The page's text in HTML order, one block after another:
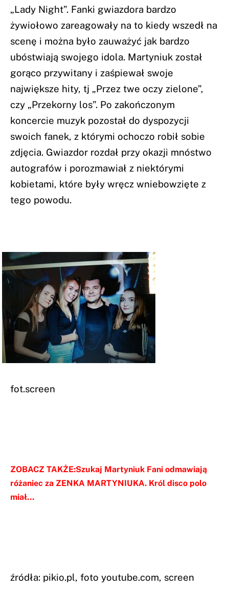
„Lady Night”. Fanki gwiazdora bardzo
żywiołowo zareagowały na to kiedy wszedł na
scenę i można było zauważyć jak bardzo
ubóstwiają swojego idola. Martyniuk został
gorąco przywitany i zaśpiewał swoje
największe hity, tj „Przez twe oczy zielone”,
czy „Przekorny los”. Po zakończonym
koncercie muzyk pozostał do dyspozycji
swoich fanek, z którymi ochoczo robił sobie
zdjęcia. Gwiazdor rozdał przy okazji mnóstwo
autografów i porozmawiał z niektórymi
kobietami, które były wręcz wniebowzięte z
tego powodu.
fot.screen
ZOBACZ TAKŻE:Szukaj Martyniuk Fani odmawiają
różaniec za ZENKA MARTYNIUKA. Król disco polo
miał…
źródła: pikio.pl, foto youtube.com, screen